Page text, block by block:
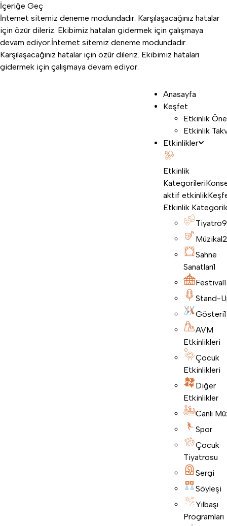
İçeriğe Geç
İnternet sitemiz deneme modundadır. Karşılaşacağınız hatalar
için özür dileriz. Ekibimiz hataları gidermek için çalışmaya
devam ediyor.İnternet sitemiz deneme modundadır.
Karşılaşacağınız hatalar için özür dileriz. Ekibimiz hataları
gidermek için çalışmaya devam ediyor.
Anasayfa
Keşfet
Etkinlik
Etkinlik
Etkinlikler
Etkinlik
Kategorileri
aktif etkinlik
Etkinlik
Tiyatro9
Müzikal2
Sahne
Sanatları1
Festival1
Stand-
Gösteri1
AVM
Etkinlikleri
Çocuk
Etkinlikleri
Diğer
Etkinlikler
Canlı
Spor
Çocuk
Tiyatrosu
Sergi
Söyleşi
Yılbaşı
Programları